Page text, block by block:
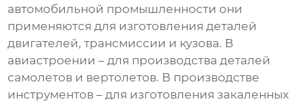
автомобильной промышленности они
применяются для изготовления деталей
двигателей, трансмиссии и кузова. В
авиастроении – для производства деталей
самолетов и вертолетов. В производстве
инструментов – для изготовления закаленных